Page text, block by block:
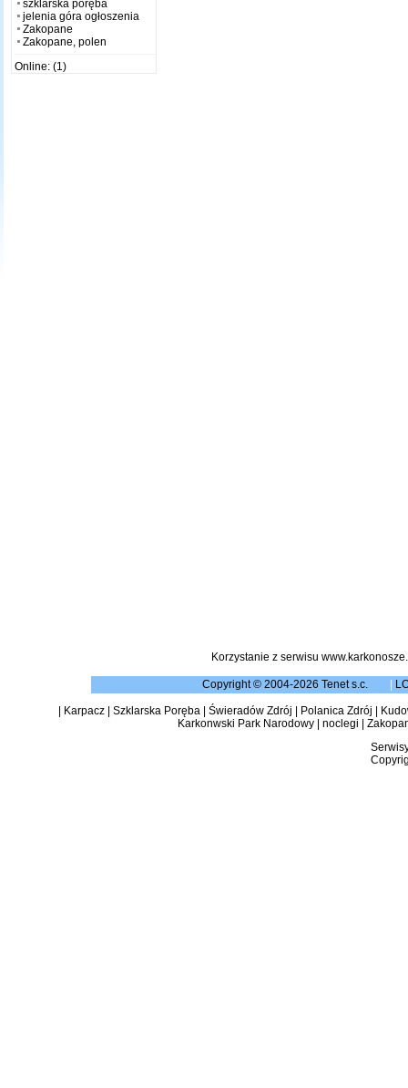
szklarska poręba
jelenia góra ogłoszenia
Zakopane
Zakopane, polen
Online: (1)
Korzystanie z serwisu
Copyright © 2004-2026 Tenet s.c.
Karpacz| Szklarska Poręba| Świeradów Zdrój Polanica Zdrój
Karkonwski Park Narodowy| noclegi